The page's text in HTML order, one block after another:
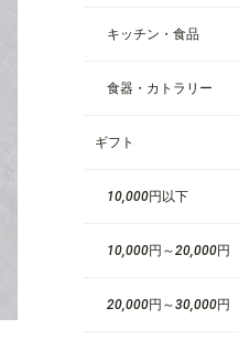
キッチン・食品
食器・カトラリー
ギフト
10,000円以下
10,000円～20,000円
20,000円～30,000円